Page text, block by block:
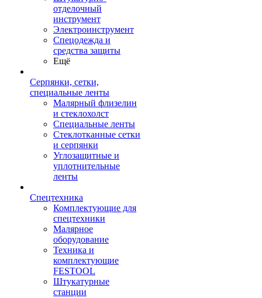
отделочный
инструмент
Электроинструмент
Спецодежда и
средства защиты
Ещё
Серпянки, сетки,
специальные ленты
Малярный флизелин
и стеклохолст
Специальные ленты
Стеклотканные сетки
и серпянки
Углозащитные и
уплотнительные
ленты
Спецтехника
Комплектующие для
спецтехники
Малярное
оборудование
Техника и
комплектующие
FESTOOL
Штукатурные
станции